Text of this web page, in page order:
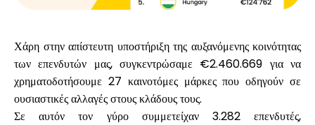
Ιστορικό γύρων
Ιστολόγιο
Χάρη στην απίστευτη υποστήριξη της αυξανόμενης κοινότητας
των επενδυτών μας, συγκεντρώσαμε €2.460.669 για να
χρηματοδοτήσουμε 27 καινοτόμες μάρκεςπου οδηγούν σε
ουσιαστικές αλλαγές στους κλάδους τους.
Σε αυτόν τον γύρο συμμετείχαν 3.282 επενδυτές,